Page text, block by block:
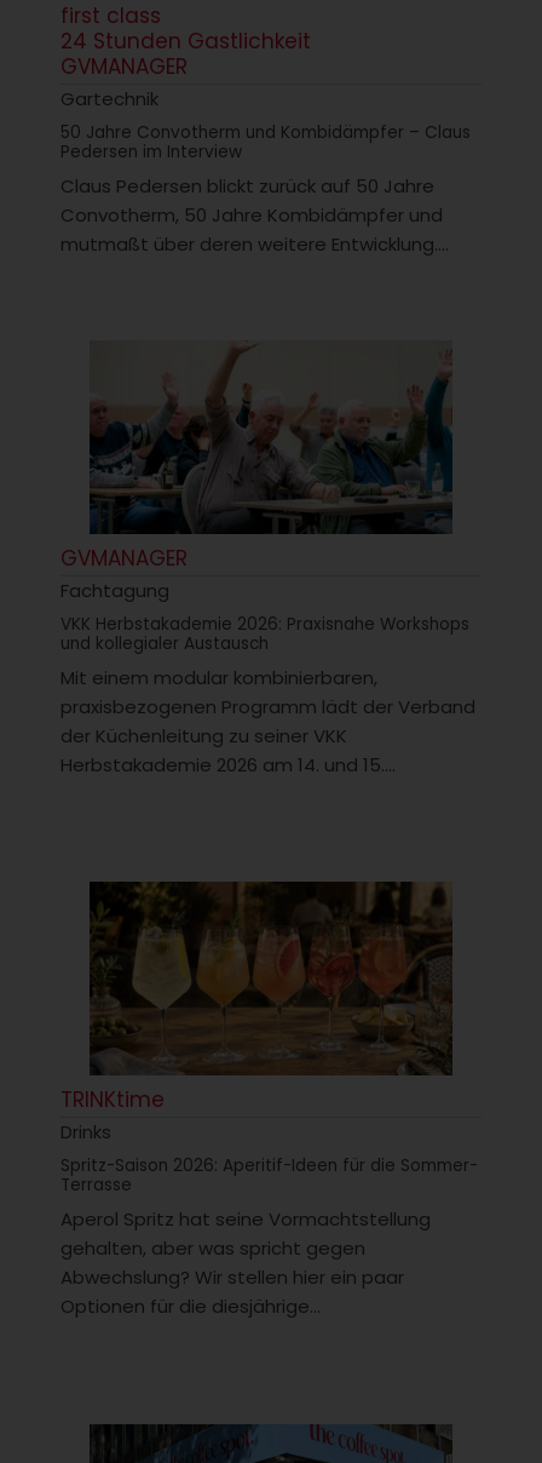
first class
24 Stunden Gastlichkeit
GVMANAGER
Gartechnik
50 Jahre Convotherm und Kombidämpfer – Claus
Pedersen im Interview
Claus Pedersen blickt zurück auf 50 Jahre
Convotherm, 50 Jahre Kombidämpfer und
mutmaßt über deren weitere Entwicklung....
GVMANAGER
Fachtagung
VKK Herbstakademie 2026: Praxisnahe Workshops
und kollegialer Austausch
Mit einem modular kombinierbaren,
praxisbezogenen Programm lädt der Verband
der Küchenleitung zu seiner VKK
Herbstakademie 2026 am 14. und 15....
TRINKtime
Drinks
Spritz-Saison 2026: Aperitif-Ideen für die Sommer-
Terrasse
Aperol Spritz hat seine Vormachtstellung
gehalten, aber was spricht gegen
Abwechslung? Wir stellen hier ein paar
Optionen für die diesjährige...